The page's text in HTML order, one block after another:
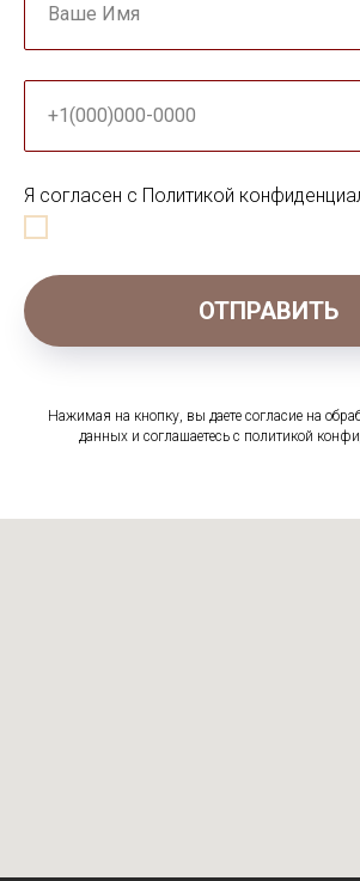
Ваше Имя
+1(000)000-0000
Я согласен с Политикой
ОТПРАВИТЬ
Нажимая на кнопку, вы даете согласие на
данных и соглашаетесь c политикой